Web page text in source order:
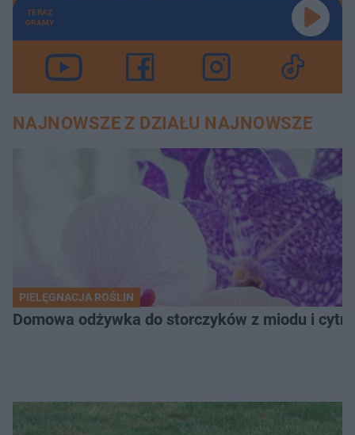
TERAZ
GRAMY
NAJNOWSZE Z DZIAŁU NAJNOWSZE
PIELĘGNACJA ROŚLIN
Domowa odżywka do storczyków z miodu i